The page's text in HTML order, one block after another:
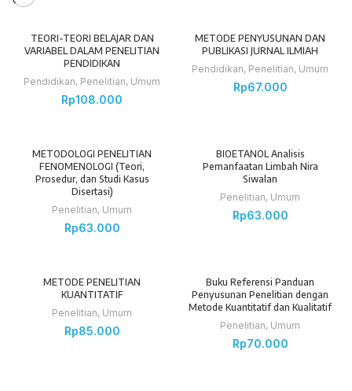
TEORI-TEORI BELAJAR DAN
VARIABEL DALAM PENELITIAN
PENDIDIKAN
Pendidikan, Penelitian, Umum
Rp108.000
METODE PENYUSUNAN DAN
PUBLIKASI JURNAL ILMIAH
Pendidikan, Penelitian, Umum
Rp67.000
METODOLOGI PENELITIAN
FENOMENOLOGI (Teori,
Prosedur, dan Studi Kasus
Disertasi)
Penelitian, Umum
Rp63.000
BIOETANOL Analisis
Pemanfaatan Limbah Nira
Siwalan
Penelitian, Umum
Rp63.000
METODE PENELITIAN
KUANTITATIF
Penelitian, Umum
Rp85.000
Buku Referensi Panduan
Penyusunan Penelitian dengan
Metode Kuantitatif dan Kualitatif
Penelitian, Umum
Rp70.000